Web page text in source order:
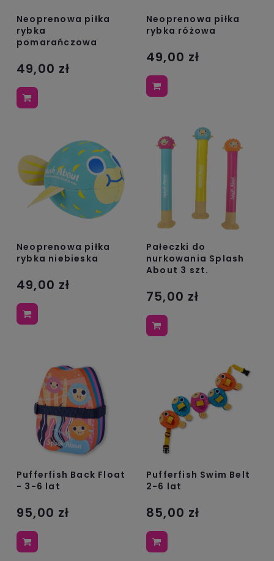
Neoprenowa piłka
rybka
pomarańczowa
49,00 zł
Neoprenowa piłka
rybka różowa
49,00 zł
Neoprenowa piłka
rybka niebieska
49,00 zł
Pałeczki do
nurkowania Splash
About 3 szt.
75,00 zł
Pufferfish Back Float
- 3-6 lat
95,00 zł
Pufferfish Swim Belt
2-6 lat
85,00 zł